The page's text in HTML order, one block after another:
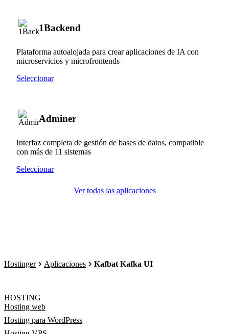
1Backend
Plataforma autoalojada para crear aplicaciones de IA con
microservicios y microfrontends
Seleccionar
Adminer
Interfaz completa de gestión de bases de datos, compatible
con más de 11 sistemas
Seleccionar
Ver todas las aplicaciones
Hostinger Aplicaciones Kafbat Kafka UI
HOSTING
Hosting web
Hosting para WordPress